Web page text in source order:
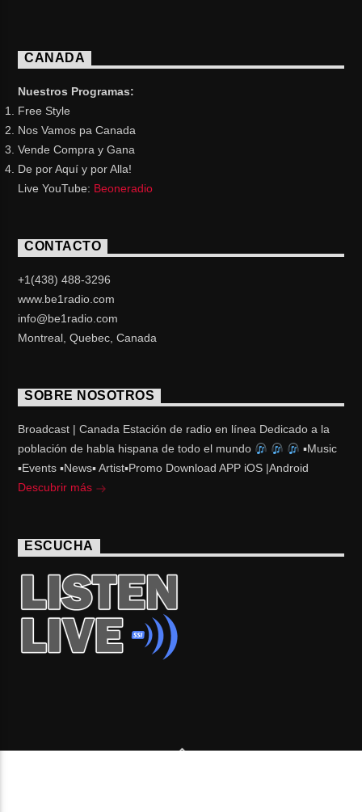
CANADA
Nuestros Programas:
Free Style
Nos Vamos pa Canada
Vende Compra y Gana
De por Aquí y por Alla!
Live YouTube: Beoneradio
CONTACTO
+1(438) 488-3296
www.be1radio.com
info@be1radio.com
Montreal, Quebec, Canada
SOBRE NOSOTROS
Broadcast | Canada Estación de radio en línea Dedicado a la
población de habla hispana de todo el mundo
▪Music
▪Events ▪News▪ Artist▪Promo Download APP iOS |Android
Descubrir más
ESCUCHA